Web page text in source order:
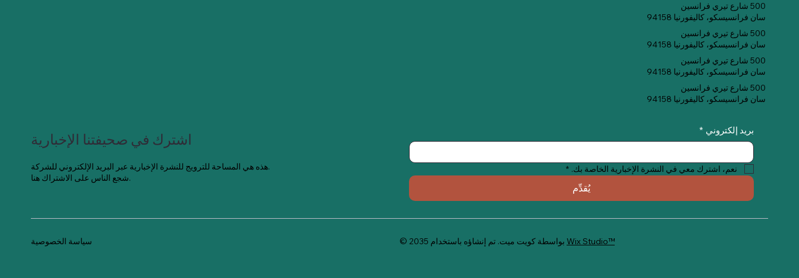
500 شارع تيري فرانسين
سان فرانسيسكو، كاليفورنيا 94158
500 شارع تيري فرانسين
سان فرانسيسكو، كاليفورنيا 94158
500 شارع تيري فرانسين
سان فرانسيسكو، كاليفورنيا 94158
500 شارع تيري فرانسين
سان فرانسيسكو، كاليفورنيا 94158
اشترك في صحيفتنا الإخبارية
هذه هي المساحة للترويج للنشرة الإخبارية عبر البريد الإلكتروني للشركة.
شجع الناس على الاشتراك هنا.
بريد إلكتروني *
نعم، اشترك معي في النشرة الإخبارية الخاصة بك. *
يُقدِّم
سياسة الخصوصية © 2035 بواسطة كويت ميت. تم إنشاؤه باستخدامWix Studio™